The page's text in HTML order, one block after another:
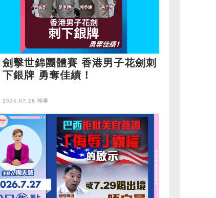
劍擊世錦團體賽 香港男子花劍刺
下銀牌 勇奪佳績！
2026.07.28 時事